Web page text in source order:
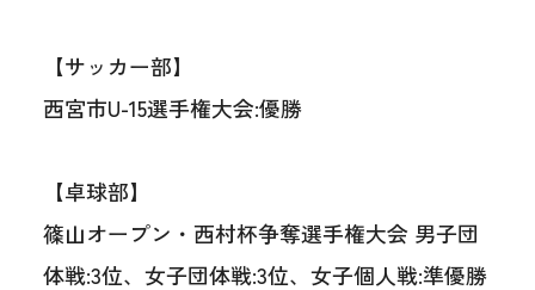
【サッカー部】
西宮市U-15選手権大会:優勝
【卓球部】
篠山オープン・西村杯争奪選手権大会 男子団
体戦:3位、女子団体戦:3位、女子個人戦:準優勝